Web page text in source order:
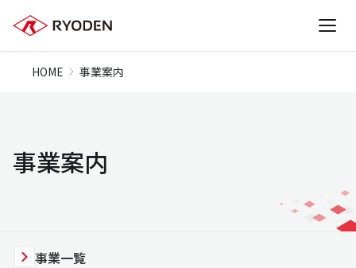
HOME 事業案内
事業案内
事業一覧